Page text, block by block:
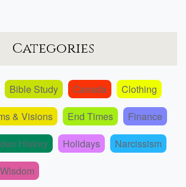
Categories
Bible Study Canada
Clothing
& Visions End Times
Finance
History Holidays
Narcissism
Wisdom